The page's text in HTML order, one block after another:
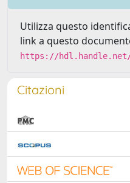
Utilizza questo
link a questo
https://hdl.handle.net/
Citazioni